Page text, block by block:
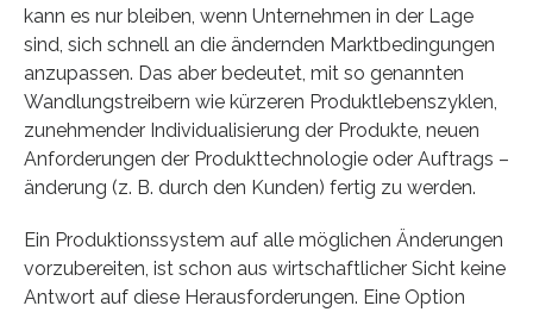
kann es nur bleiben, wenn Unternehmen in der Lage
sind, sich schnell an die ändernden Marktbedingungen
anzupassen. Das aber bedeutet, mit so genannten
Wandlungstreibern wie kürzeren Produktlebenszyklen,
zunehmender Individualisierung der Produkte, neuen
Anforderungen der Produkttechnologie oder Auftrags –
änderung (z. B. durch den Kunden) fertig zu werden.
Ein Produktionssystem auf alle möglichen Änderungen
vorzubereiten, ist schon aus wirtschaftlicher Sicht keine
Antwort auf diese Herausforderungen. Eine Option